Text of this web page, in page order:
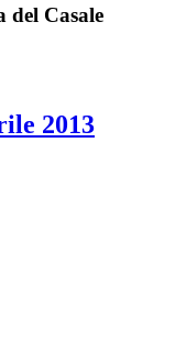
del Casale
2013